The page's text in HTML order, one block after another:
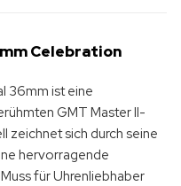
Celebration
36mm ist eine
GMT Master II-
zeichnet sich durch seine
hervorragende
für Uhrenliebhaber